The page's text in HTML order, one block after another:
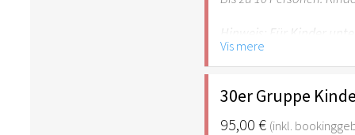
Hinweis: Für Kinder
empfehlenswert.
Vis mere
30er Gruppe
95,00 € (inkl.